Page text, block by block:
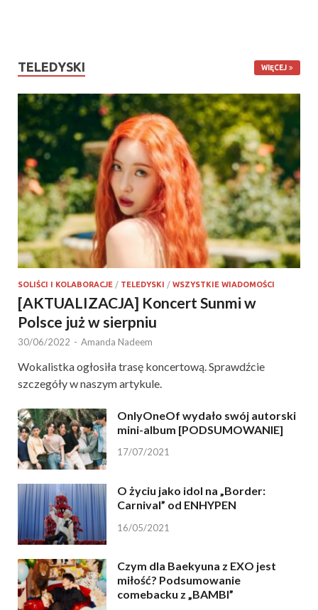
TELEDYSKI WIĘCEJ
SOLIŚCI I KOLABORACJE / TELEDYSKI / WSZYSTKIE WIADOMOŚCI
[AKTUALIZACJA] Koncert Sunmi w
Polsce już w sierpniu
30/06/2022 - Amanda Nadeem
Wokalistka ogłosiła trasę koncertową. Sprawdźcie
szczegóły w naszym artykule.
OnlyOneOf wydało swój autorski
mini-album [PODSUMOWANIE]
17/07/2021
O życiu jako idol na „Border:
Carnival” od ENHYPEN
16/05/2021
Czym dla Baekyuna z EXO jest
miłość? Podsumowanie
comebacku z „BAMBI”